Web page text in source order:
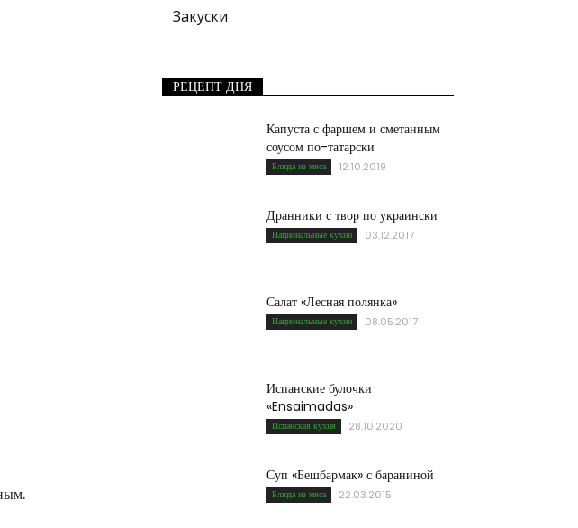
Закуски
РЕЦЕПТ ДНЯ
Капуста с фаршем и сметанным
соусом по-татарски
Блюда из мяса 12.10.2019
Дранники с твор по украински
Национальные кухни 03.12.2017
Салат «Лесная полянка»
Национальные кухни 08.05.2017
Испанские булочки
«Ensaimadas»
Испанская кухня 28.10.2020
Суп «Бешбармак» с бараниной
Блюда из мяса 22.03.2015